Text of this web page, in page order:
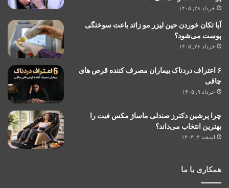
خرداد ۲۸, ۱۴۰۵
آیا تکان خوردن حین لیزر مو زائد باعث سوختگی
پوست می‌شود؟
خرداد ۲۶, ۱۴۰۵
۶ اعتراف دردناک بیماران مصرف کننده قرص های
چاقی
خرداد ۹, ۱۴۰۵
چرا پرشین دکترز صندلی ماساژ مکس فیت را
بهترین انتخاب می‌داند؟
اسفند ۴, ۱۴۰۴
همکاری با ما